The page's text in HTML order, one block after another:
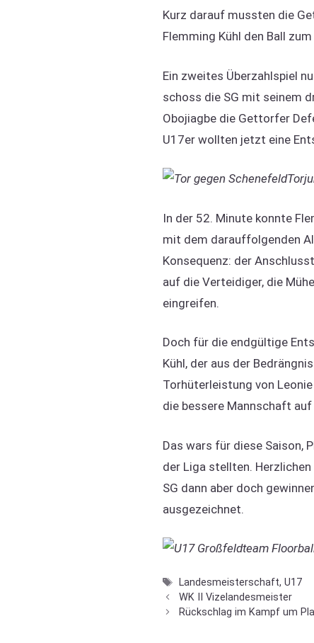
Kurz darauf mussten die
Flemming Kühl den Ball
Ein zweites Überzahlspiel
schoss die SG mit seinem
Obojiagbe die Gettorfer
U17er wollten jetzt eine
In der 52. Minute konnte
mit dem darauffolgenden
Konsequenz: der
auf die Verteidiger, die
eingreifen.
Doch für die endgültige
Kühl, der aus der
Torhüterleistung von
die bessere Mannschaft
Das wars für diese Saison,
der Liga stellten.
SG dann aber doch
ausgezeichnet.
Schlagwörter
Landesmeisterschaft,U17
WK II Vizelandesmeister
Rückschlag im Kampf um